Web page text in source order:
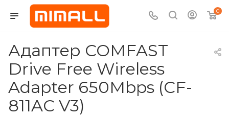
0
Адаптер COMFAST
Drive Free Wireless
Adapter 650Mbps (CF-
811AC V3)